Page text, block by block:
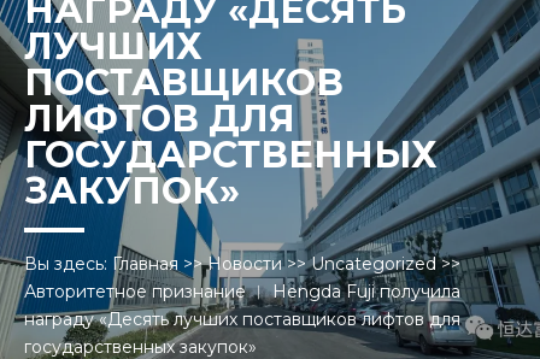
НАГРАДУ «ДЕСЯТЬ
ЛУЧШИХ
ПОСТАВЩИКОВ
ЛИФТОВ ДЛЯ
ГОСУДАРСТВЕННЫХ
ЗАКУПОК»
Вы здесь: Главная >>Новости>>Uncategorized>>
Авторитетное признание ︱ Hengda Fuji получила
награду «Десять лучших поставщиков лифтов для
государственных закупок»